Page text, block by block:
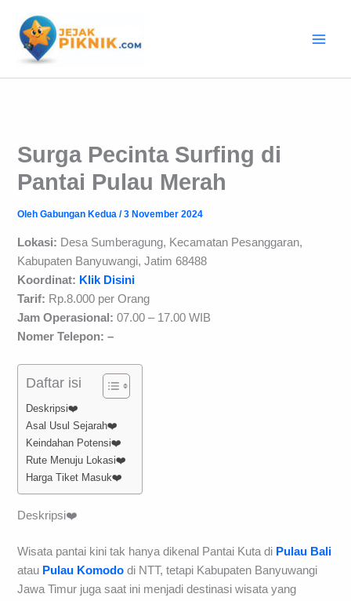
konten
Surga Pecinta Surfing di
Pantai Pulau Merah
OlehGabungan Kedua/3 November 2024
Lokasi: Desa Sumberagung, Kecamatan Pesanggaran,
Kabupaten Banyuwangi, Jatim 68488
Koordinat: Klik Disini
Tarif: Rp.8.000 per Orang
Jam Operasional:07.00 – 17.00 WIB
Nomer Telepon: –
Daftar isi
Deskripsi❤️
Asal Usul Sejarah❤️
Keindahan Potensi❤️
Rute Menuju Lokasi❤️
Harga Tiket Masuk❤️
Deskripsi❤️
Wisata pantai kini tak hanya dikenal Pantai Kuta di Pulau Bali
atau Pulau Komodo di NTT, tetapi Kabupaten Banyuwangi
Jawa Timur juga saat ini menjadi destinasi wisata yang